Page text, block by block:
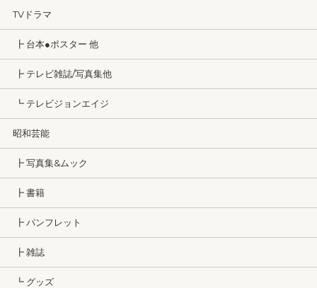
TVドラマ
┣ 台本●ポスター 他
┣ テレビ雑誌/写真集他
┗ テレビジョンエイジ
昭和芸能
┣ 写真集&ムック
┣ 書籍
┣ パンフレット
┣ 雑誌
┗ グッズ